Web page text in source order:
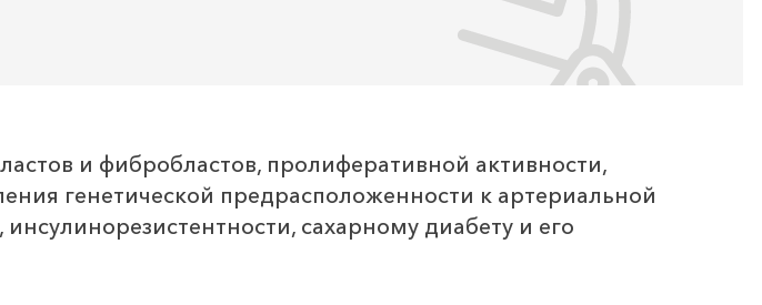
и фибробластов, пролиферативной активности,
генетической предрасположенности к артериальной
сахарному диабету и его